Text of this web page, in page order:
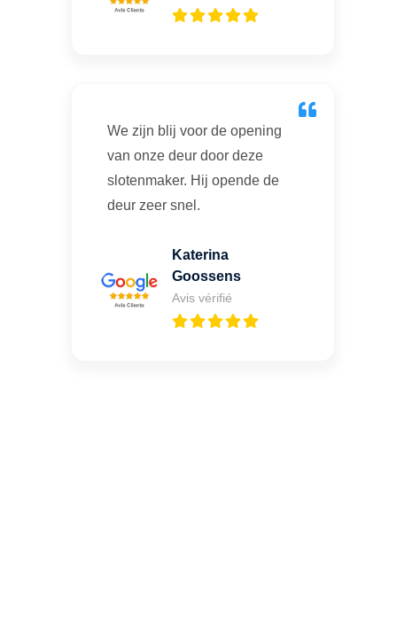
We zijn blij voor de opening
van onze deur door deze
slotenmaker. Hij opende de
deur zeer snel.
Katerina
Goossens
Avis vérifié